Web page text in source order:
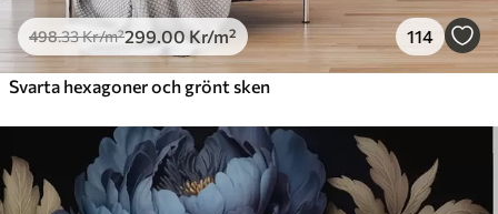
498.33Kr/m²299 .00 Kr/m² 114
Svarta hexagoner och grönt sken